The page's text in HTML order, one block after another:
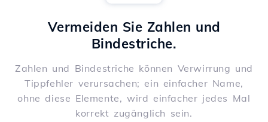
Vermeiden Sie Zahlen und
Bindestriche.
Zahlen und Bindestriche können Verwirrung und
Tippfehler verursachen; ein einfacher Name,
ohne diese Elemente, wird einfacher jedes Mal
korrekt zugänglich sein.